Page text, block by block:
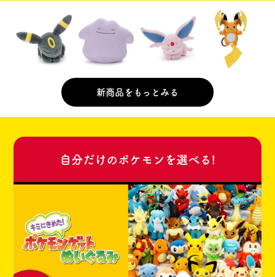
会社情報 採用情報
プレスリリース よくあるご質問
ビジネスのお客様
閉じる
新商品をもっとみる
自分だけのポケモンを選べる!